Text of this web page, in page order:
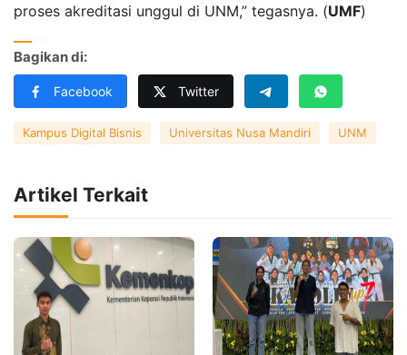
proses akreditasi unggul di UNM,” tegasnya. (UMF)
Bagikan di:
Facebook Twitter
Kampus Digital Bisnis Universitas Nusa Mandiri UNM
Artikel Terkait